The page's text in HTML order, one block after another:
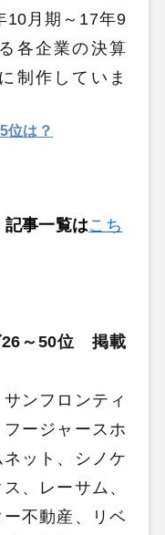
10月期～17年9
各企業の決算
制作していま
位は？
記事一覧はこち
26～50位 掲載
ンフロンティ
ージャースホ
ット、シノケ
、レーサム、
不動産、リベ